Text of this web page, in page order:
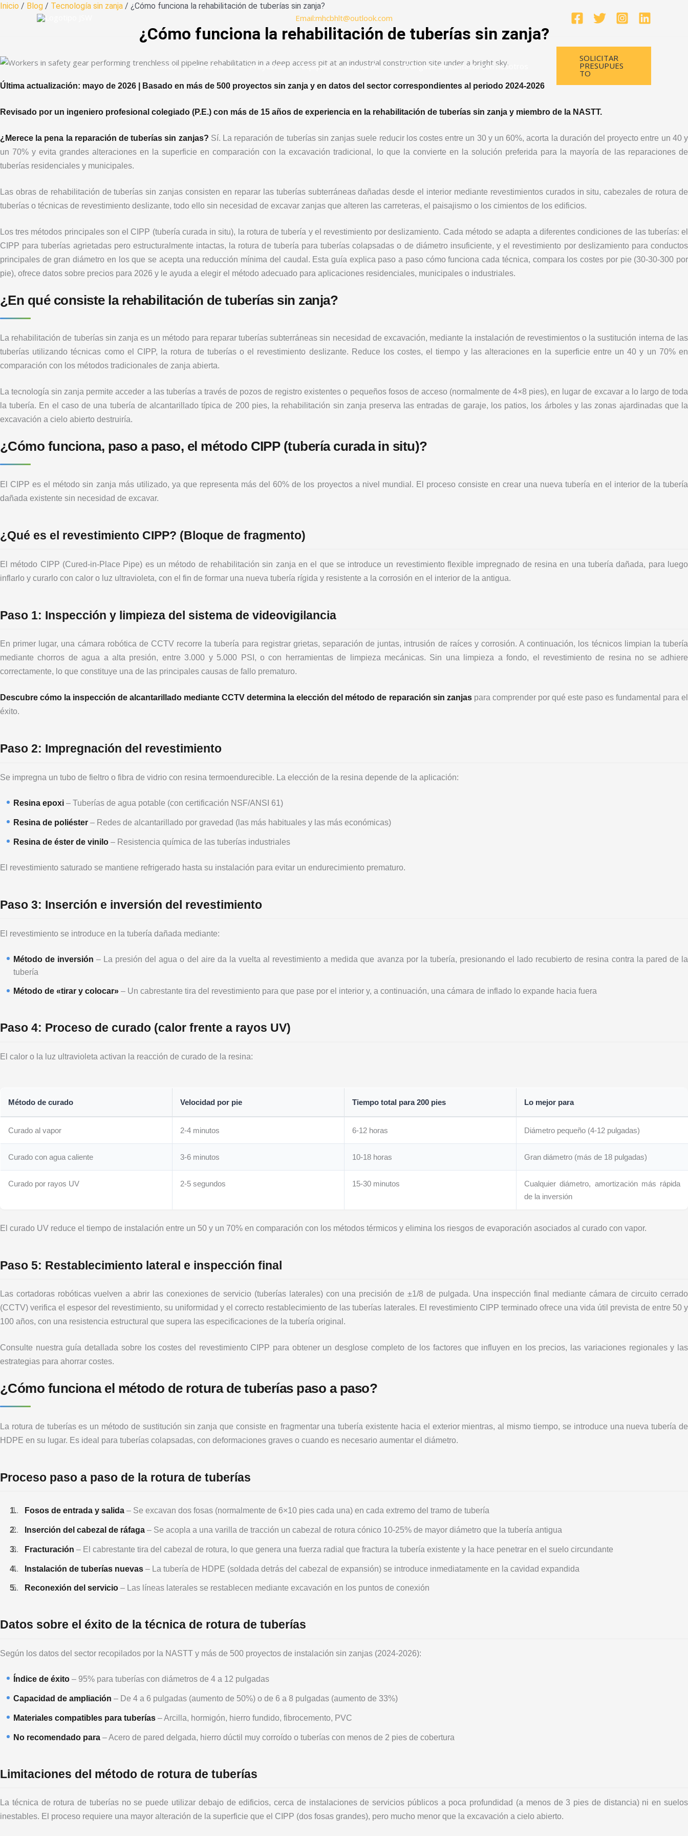
Ir
Email:mhcbhlt@outlook.com
Inicio Servicios Proyectos Equipos Acerca de Póngase en contacto con nosotros
SOLICITAR
PRESUPUES
TO
Inicio / Blog / Tecnología sin zanja / ¿Cómo funciona la rehabilitación de tuberías sin zanja?
¿Cómo funciona la rehabilitación de tuberías sin zanja?
Última actualización: mayo de 2026 | Basado en más de 500 proyectos sin zanja y en datos del sector correspondientes al periodo 2024-2026
Revisado por un ingeniero profesional colegiado (P.E.) con más de 15 años de experiencia en la rehabilitación de tuberías sin zanja y miembro de la NASTT.
¿Merece la pena la reparación de tuberías sin zanjas? Sí. La reparación de tuberías sin zanjas suele reducir los costes entre un 30 y un 60%, acorta la duración del proyecto entre un 40 y
un 70% y evita grandes alteraciones en la superficie en comparación con la excavación tradicional, lo que la convierte en la solución preferida para la mayoría de las reparaciones de
tuberías residenciales y municipales.
Las obras de rehabilitación de tuberías sin zanjas consisten en reparar las tuberías subterráneas dañadas desde el interior mediante revestimientos curados in situ, cabezales de rotura de
tuberías o técnicas de revestimiento deslizante, todo ello sin necesidad de excavar zanjas que alteren las carreteras, el paisajismo o los cimientos de los edificios.
Los tres métodos principales son el CIPP (tubería curada in situ), la rotura de tubería y el revestimiento por deslizamiento. Cada método se adapta a diferentes condiciones de las tuberías: el
CIPP para tuberías agrietadas pero estructuralmente intactas, la rotura de tubería para tuberías colapsadas o de diámetro insuficiente, y el revestimiento por deslizamiento para conductos
principales de gran diámetro en los que se acepta una reducción mínima del caudal. Esta guía explica paso a paso cómo funciona cada técnica, compara los costes por pie (30-30-300 por
pie), ofrece datos sobre precios para 2026 y le ayuda a elegir el método adecuado para aplicaciones residenciales, municipales o industriales.
¿En qué consiste la rehabilitación de tuberías sin zanja?
La rehabilitación de tuberías sin zanja es un método para reparar tuberías subterráneas sin necesidad de excavación, mediante la instalación de revestimientos o la sustitución interna de las
tuberías utilizando técnicas como el CIPP, la rotura de tuberías o el revestimiento deslizante. Reduce los costes, el tiempo y las alteraciones en la superficie entre un 40 y un 70% en
comparación con los métodos tradicionales de zanja abierta.
La tecnología sin zanja permite acceder a las tuberías a través de pozos de registro existentes o pequeños fosos de acceso (normalmente de 4×8 pies), en lugar de excavar a lo largo de toda
la tubería. En el caso de una tubería de alcantarillado típica de 200 pies, la rehabilitación sin zanja preserva las entradas de garaje, los patios, los árboles y las zonas ajardinadas que la
excavación a cielo abierto destruiría.
¿Cómo funciona, paso a paso, el método CIPP (tubería curada in situ)?
El CIPP es el método sin zanja más utilizado, ya que representa más del 60% de los proyectos a nivel mundial. El proceso consiste en crear una nueva tubería en el interior de la tubería
dañada existente sin necesidad de excavar.
¿Qué es el revestimiento CIPP? (Bloque de fragmento)
El método CIPP (Cured-in-Place Pipe) es un método de rehabilitación sin zanja en el que se introduce un revestimiento flexible impregnado de resina en una tubería dañada, para luego
inflarlo y curarlo con calor o luz ultravioleta, con el fin de formar una nueva tubería rígida y resistente a la corrosión en el interior de la antigua.
Paso 1: Inspección y limpieza del sistema de videovigilancia
En primer lugar, una cámara robótica de CCTV recorre la tubería para registrar grietas, separación de juntas, intrusión de raíces y corrosión. A continuación, los técnicos limpian la tubería
mediante chorros de agua a alta presión, entre 3.000 y 5.000 PSI, o con herramientas de limpieza mecánicas. Sin una limpieza a fondo, el revestimiento de resina no se adhiere
correctamente, lo que constituye una de las principales causas de fallo prematuro.
Descubre cómo la inspección de alcantarillado mediante CCTV determina la elección del método de reparación sin zanjaspara comprender por qué este paso es fundamental para el
éxito.
Paso 2: Impregnación del revestimiento
Se impregna un tubo de fieltro o fibra de vidrio con resina termoendurecible. La elección de la resina depende de la aplicación:
Resina epoxi– Tuberías de agua potable (con certificación NSF/ANSI 61)
Resina de poliéster– Redes de alcantarillado por gravedad (las más habituales y las más económicas)
Resina de éster de vinilo– Resistencia química de las tuberías industriales
El revestimiento saturado se mantiene refrigerado hasta su instalación para evitar un endurecimiento prematuro.
Paso 3: Inserción e inversión del revestimiento
El revestimiento se introduce en la tubería dañada mediante:
Método de inversión – La presión del agua o del aire da la vuelta al revestimiento a medida que avanza por la tubería, presionando el lado recubierto de resina contra la pared de la
tubería
Método de «tirar y colocar»– Un cabrestante tira del revestimiento para que pase por el interior y, a continuación, una cámara de inflado lo expande hacia fuera
Paso 4: Proceso de curado (calor frente a rayos UV)
El calor o la luz ultravioleta activan la reacción de curado de la resina:
Método de curado Velocidad por pie Tiempo total para 200 pies Lo mejor para
Curado al vapor 2-4 minutos 6-12 horas Diámetro pequeño (4-12 pulgadas)
Curado con agua caliente 3-6 minutos 10-18 horas Gran diámetro (más de 18 pulgadas)
Curado por rayos UV 2-5 segundos 15-30 minutos
Cualquier diámetro, amortización más rápida
de la inversión
El curado UV reduce el tiempo de instalación entre un 50 y un 70% en comparación con los métodos térmicos y elimina los riesgos de evaporación asociados al curado con vapor.
Paso 5: Restablecimiento lateral e inspección final
Las cortadoras robóticas vuelven a abrir las conexiones de servicio (tuberías laterales) con una precisión de ±1/8 de pulgada. Una inspección final mediante cámara de circuito cerrado
(CCTV) verifica el espesor del revestimiento, su uniformidad y el correcto restablecimiento de las tuberías laterales. El revestimiento CIPP terminado ofrece una vida útil prevista de entre 50 y
100 años, con una resistencia estructural que supera las especificaciones de la tubería original.
Consulte nuestra guía detallada sobre los costes del revestimiento CIPP para obtener un desglose completo de los factores que influyen en los precios, las variaciones regionales y las
estrategias para ahorrar costes.
¿Cómo funciona el método de rotura de tuberías paso a paso?
La rotura de tuberías es un método de sustitución sin zanja que consiste en fragmentar una tubería existente hacia el exterior mientras, al mismo tiempo, se introduce una nueva tubería de
HDPE en su lugar. Es ideal para tuberías colapsadas, con deformaciones graves o cuando es necesario aumentar el diámetro.
Proceso paso a paso de la rotura de tuberías
Fosos de entrada y salida – Se excavan dos fosas (normalmente de 6×10 pies cada una) en cada extremo del tramo de tubería
Inserción del cabezal de ráfaga – Se acopla a una varilla de tracción un cabezal de rotura cónico 10-25% de mayor diámetro que la tubería antigua
Fracturación – El cabrestante tira del cabezal de rotura, lo que genera una fuerza radial que fractura la tubería existente y la hace penetrar en el suelo circundante
Instalación de tuberías nuevas – La tubería de HDPE (soldada detrás del cabezal de expansión) se introduce inmediatamente en la cavidad expandida
Reconexión del servicio – Las líneas laterales se restablecen mediante excavación en los puntos de conexión
Datos sobre el éxito de la técnica de rotura de tuberías
Según los datos del sector recopilados por la NASTT y más de 500 proyectos de instalación sin zanjas (2024-2026):
Índice de éxito– 95% para tuberías con diámetros de 4 a 12 pulgadas
Capacidad de ampliación – De 4 a 6 pulgadas (aumento de 50%) o de 6 a 8 pulgadas (aumento de 33%)
Materiales compatibles para tuberías– Arcilla, hormigón, hierro fundido, fibrocemento, PVC
No recomendado para– Acero de pared delgada, hierro dúctil muy corroído o tuberías con menos de 2 pies de cobertura
Limitaciones del método de rotura de tuberías
La técnica de rotura de tuberías no se puede utilizar debajo de edificios, cerca de instalaciones de servicios públicos a poca profundidad (a menos de 3 pies de distancia) ni en suelos
inestables. El proceso requiere una mayor alteración de la superficie que el CIPP (dos fosas grandes), pero mucho menor que la excavación a cielo abierto.